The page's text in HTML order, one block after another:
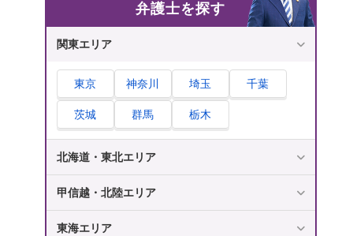
弁護士を探す
関東エリア
東京 神奈川 埼玉 千葉
茨城 群馬 栃木
北海道・東北エリア
甲信越・北陸エリア
東海エリア